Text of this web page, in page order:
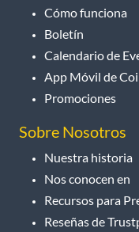
Cómo funciona
Boletín
Calendario de
App Móvil de
Promociones
Sobre Nosotros
Nuestra historia
Nos conocen en
Recursos para
Reseñas de